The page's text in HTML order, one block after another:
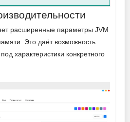
расширенные параметры JVM
Это даёт возможность
характеристики конкретного